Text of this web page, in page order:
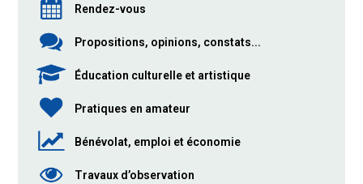
Rendez-vous
Propositions, opinions, constats...
Éducation culturelle et artistique
Pratiques en amateur
Bénévolat, emploi et économie
Travaux d’observation